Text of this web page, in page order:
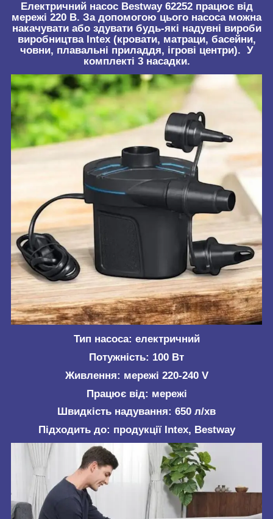
Електричний насос Bestway 62252 працює від
мережі 220 В. За допомогою цього насоса можна
накачувати або здувати будь-які надувні вироби
виробництва Intex (кровати, матраци, басейни,
човни, плавальні приладдя, ігрові центри). У
комплекті 3 насадки.
Тип насоса: електричний
Потужність: 100 Вт
Живлення: мережі 220-240 V
Працює від: мережі
Швидкість надування: 650 л/хв
Підходить до: продукції Intex, Bestway